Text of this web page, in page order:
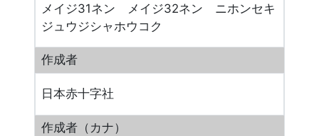
メイジ31ネン メイジ32ネン ニホンセキ
ジュウジシャホウコク
作成者
日本赤十字社
作成者（カナ）